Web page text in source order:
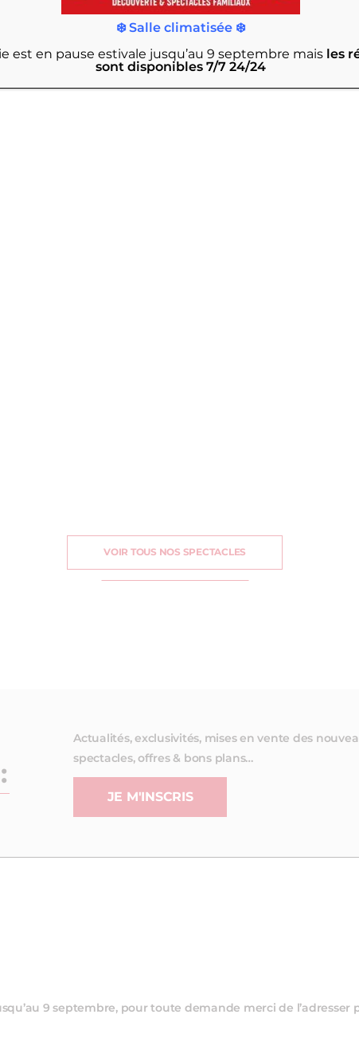
ÊTRE
VOIR TOUS NOS SPECTACLES
Actualités, exclusivités, mises en vente des
spectacles, offres & bons plans…
JE M'INSCRIS
9 septembre, pour toute demande merci de l’adresser
❄️ Salle climatisée ❄️
est en pause estivale jusqu’au 9 septembre maisles
sont disponibles 7/7 24/24